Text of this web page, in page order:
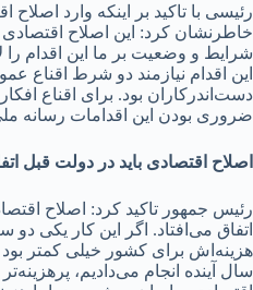
رئیسی با تاکید بر اینکه وارد
خاطرنشان کرد: این اصلاح اقتصادی
شرایط و وضعیت بر ما این اقدام
این اقدام نیازمند دو شرط اقناع
دست‌اندرکاران بود. برای اقناع
ضروری بودن این اقدامات رسانه
اصلاح اقتصادی باید در دولت قبل
رئیس جمهور تاکید کرد: اصلاح
اتفاق می‌افتاد. اگر این کار یکی
هزینه‌اش برای کشور خیلی کمتر بود و
سال آینده انجام می‌دادیم،